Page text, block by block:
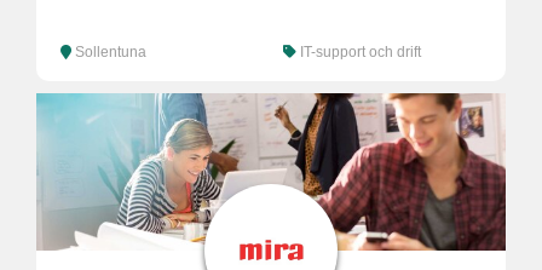
Sollentuna IT-support och drift